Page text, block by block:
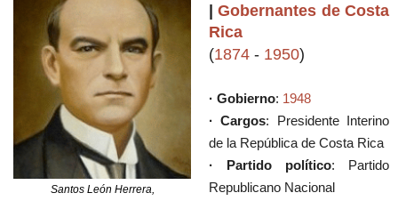
Santos León Herrera,
|Gobernantes de Costa
Rica
(1874 - 1950)
· Gobierno: 1948
· Cargos: Presidente Interino
de la República de Costa Rica
· Partido político: Partido
Republicano Nacional